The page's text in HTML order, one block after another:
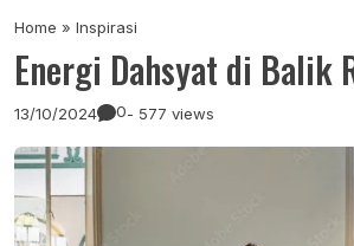
Home » Inspirasi
Energi Dahsyat di Balik
13/10/2024 0- 577 views